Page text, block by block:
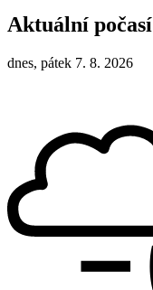
Aktuální počasí
dnes, pátek 7. 8. 2026